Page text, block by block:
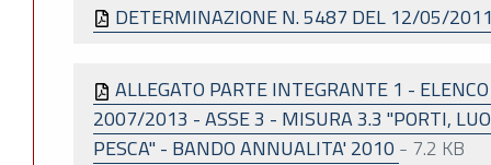
DETERMINAZIONE N. 5487 DEL 12/05/
ALLEGATO PARTE INTEGRANTE 1 -
2007/2013 - ASSE 3 - MISURA 3.3 "PORTI,
PESCA" - BANDO ANNUALITA' 2010 - 7.2 KB